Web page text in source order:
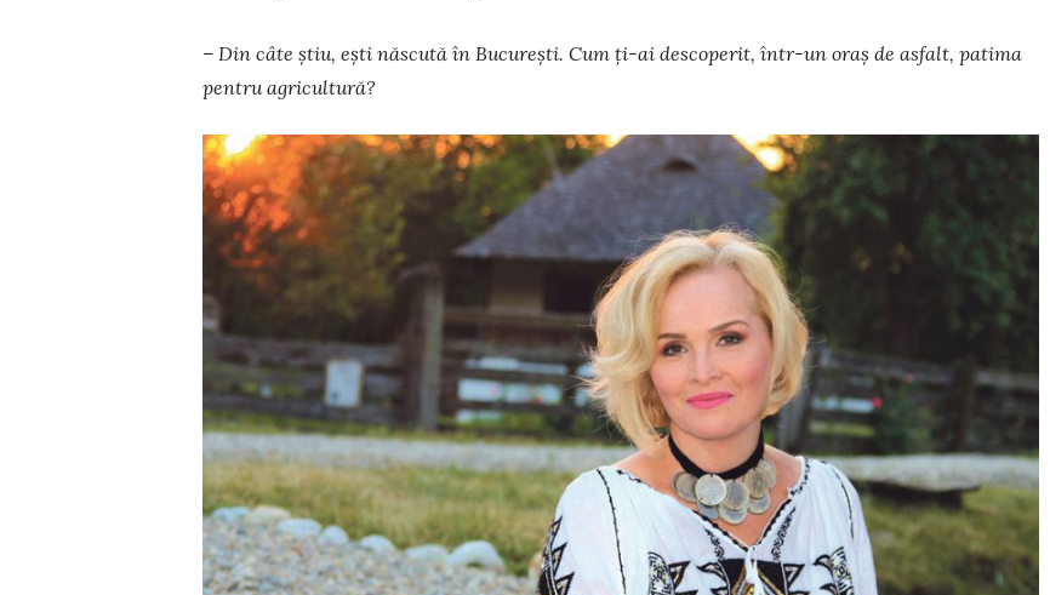
– Din câte știu, ești născută în București. Cum ți-ai descoperit, într-un oraș de asfalt, patima
pentru agricultură?